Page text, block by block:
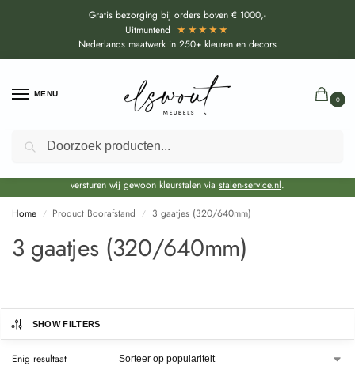
Gratis bezorging bij orders boven € 1000,-
Uitmuntend ★★★★★
Nederlands maatwerk in 250+ kleuren en decors
MENU
0
Door de bouwvakperiode geldt voor alle collecties momenteel een EXTRA
levertijd van circa 3-4 weken bovenop de reguliere levertijd.
versturen wij gewoon kleurstalen via stalen-service.nl.
Home / Product Boorafstand / 3 gaatjes (320/640mm)
3 gaatjes (320/640mm)
SHOW FILTERS
Enig resultaat